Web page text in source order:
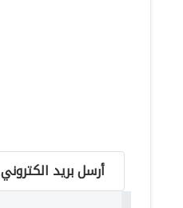
أرسل بريد الكتروني